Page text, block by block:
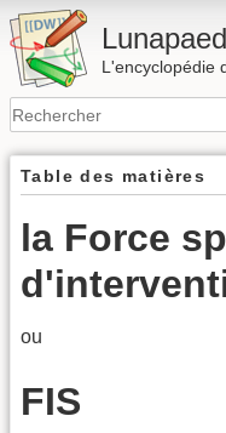
L'encyclopédie
Table des matières
la Force
ou
FIS